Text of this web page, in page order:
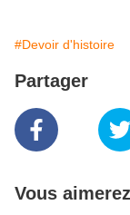
#Devoir d'histoire
Partager
Vous